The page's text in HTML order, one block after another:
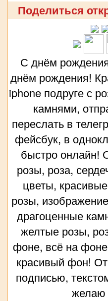
Поделиться
С днём
днём рождения!
iphone подруге с
камнями,
переслать в
фейсбук, в
быстро онлайн!
розы, роза,
цветы,
розы,
драгоценные
желтые розы,
фоне, всё на фоне
красивый фон!
подписью,
желаю